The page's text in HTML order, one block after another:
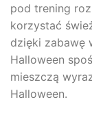
pod trening
korzystać
dzięki zabawę
Halloween
mieszczą
Halloween.